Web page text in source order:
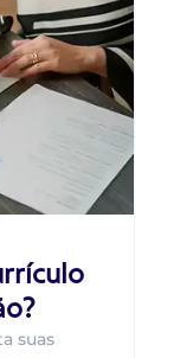
suas